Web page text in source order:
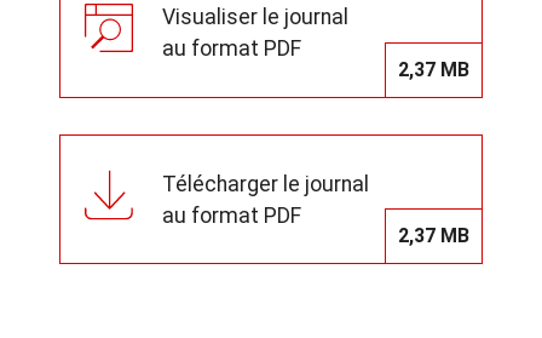
Visualiser le journal
au format PDF
2,37 MB
Télécharger le journal
au format PDF
2,37 MB